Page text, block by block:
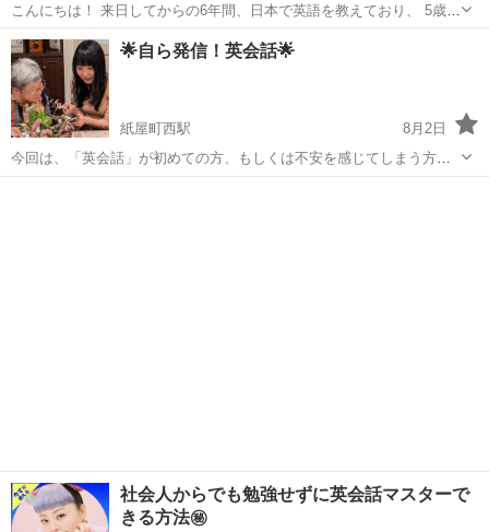
こんにちは！ 来日してからの6年間、日本で英語を教えており、 5歳～
80歳の方、初心者から上級者まで 1対1のセッションを通じて、多くの
生徒さんの目標達成の手助けしてきました。 英語を学びたい方、英会
話を楽し...
広島 広島市 その他 イギリス人
🌟自ら発信！英会話🌟
紙屋町西駅
8月2日
今回は、「英会話」が初めての方、もしくは不安を感じてしまう方へ
のご案内です。現在AIの普及により、和訳、英訳は簡単に出来るよう
社会人からでも勉強せずに英会話マスターで
きる方法㊙️